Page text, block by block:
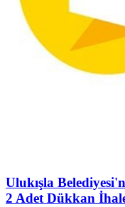
Ulukışla
2 Adet Dükkan